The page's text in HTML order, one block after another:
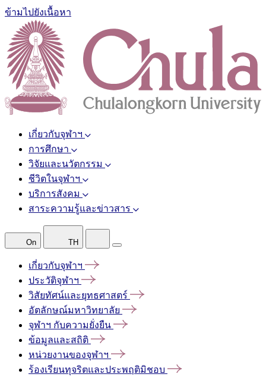
ข้ามไปยังเนื้อหา
เกี่ยวกับจุฬาฯ
การศึกษา
วิจัยและนวัตกรรม
ชีวิตในจุฬาฯ
บริการสังคม
สาระความรู้และข่าวสาร
On TH
เกี่ยวกับจุฬาฯ
ประวัติจุฬาฯ
วิสัยทัศน์และยุทธศาสตร์
อัตลักษณ์มหาวิทยาลัย
จุฬาฯ กับความยั่งยืน
ข้อมูลและสถิติ
หน่วยงานของจุฬาฯ
ร้องเรียนทุจริตและประพฤติมิชอบ